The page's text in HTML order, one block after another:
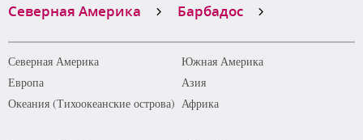
Северная Америка
Барбадос
Северная Америка
Южная Америка
Европа
Азия
Океания (Тихоокеанские острова) Африка